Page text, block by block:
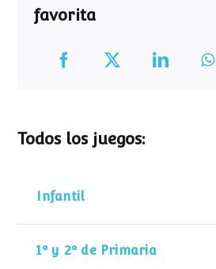
favorita
Todos los juegos:
Infantil
1º y 2º de Primaria